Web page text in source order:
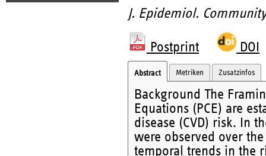
J. Epidemiol.
Postprint DOI
Abstract Metriken Zusatzinfos
Background The
Equations (PCE) are
disease (CVD) risk. In
were observed over
temporal trends in the